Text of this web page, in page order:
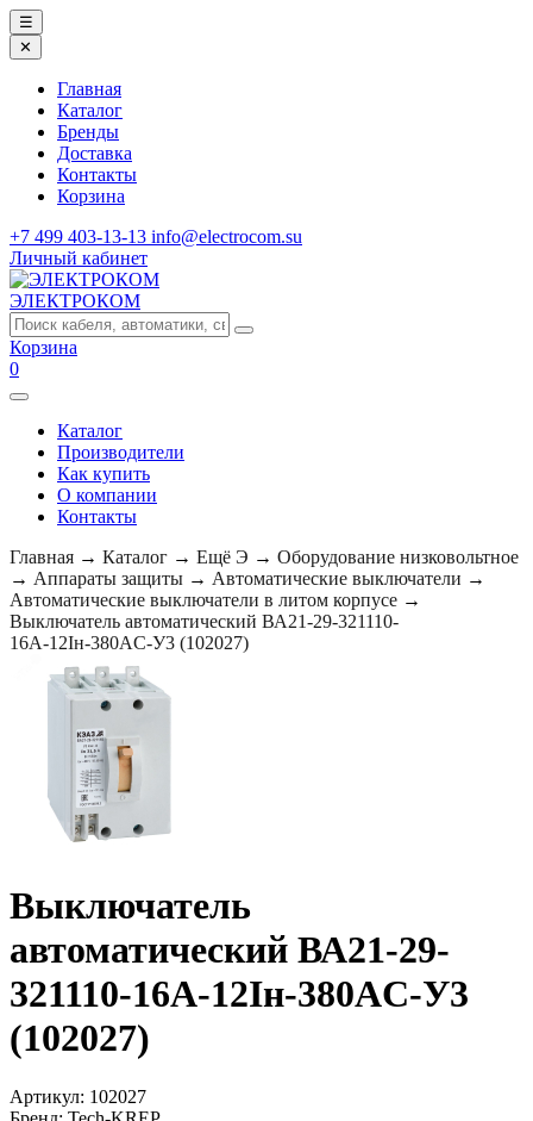
☰
✕
Главная
Каталог
Бренды
Доставка
Контакты
Корзина
+7 499 403-13-13 info@electrocom.su
Личный кабинет
ЭЛЕКТРОКОМ
Корзина
0
Каталог
Производители
Как купить
О компании
Контакты
Главная → Каталог → Ещё Э → Оборудование низковольтное
→ Аппараты защиты → Автоматические выключатели →
Автоматические выключатели в литом корпусе →
Выключатель автоматический ВА21-29-321110-
16А-12Iн-380AC-У3 (102027)
Выключатель
автоматический ВА21-29-
321110-16А-12Iн-380AC-У3
(102027)
Артикул: 102027